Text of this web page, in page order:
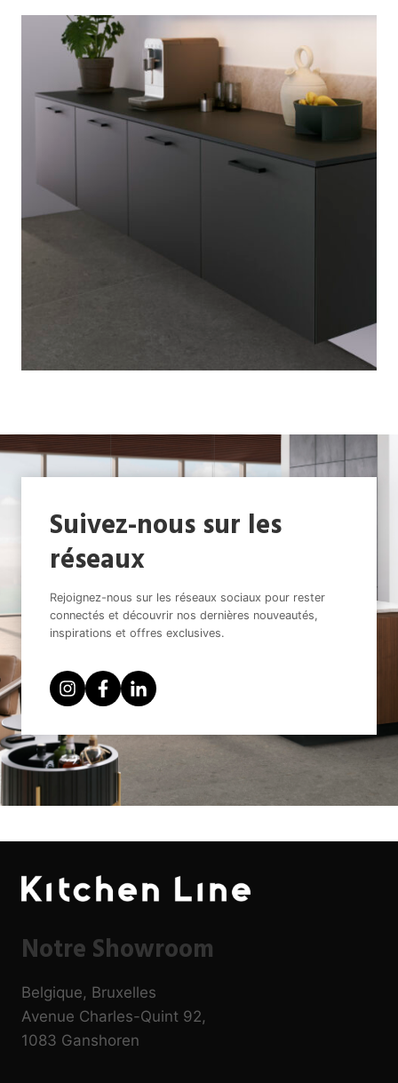
Suivez-nous sur les
réseaux
Rejoignez-nous sur les réseaux sociaux pour rester
connectés et découvrir nos dernières nouveautés,
inspirations et offres exclusives.
Notre Showroom
Belgique, Bruxelles
Avenue Charles-Quint 92,
1083 Ganshoren